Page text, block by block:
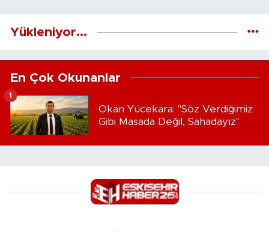
Yükleniyor...
En Çok Okunanlar
Okan Yücekara: "Söz Verdiğimiz
Gibi Masada Değil, Sahadayız"
1